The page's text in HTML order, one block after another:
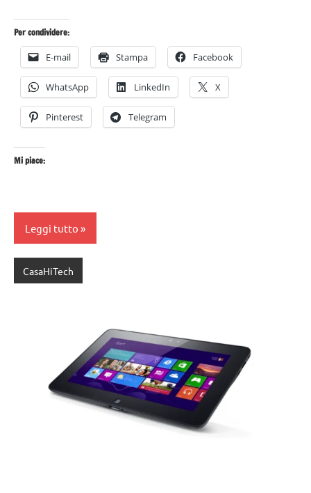
Per condividere:
E-mail Stampa Facebook
WhatsApp LinkedIn X
Pinterest Telegram
Mi piace:
Leggi tutto
CasaHiTech